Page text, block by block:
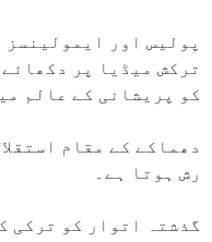
پولیس اور ایمولینسز
ترکش میڈیا پر
کو پریشانی کے عالم
دھماکے کے مقام
رش ہوتا ہے۔
گذشتہ اتوار کو ترکی